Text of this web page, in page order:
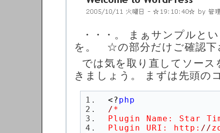
$hosi = " ☆"
return $newtime
?>
・・・。 まぁサンプルと
を。 ☆の部分だけご確認下
では気を取り直してソース
きましょう。 まずは先頭の
<? php
/
Plugin URI: http: //